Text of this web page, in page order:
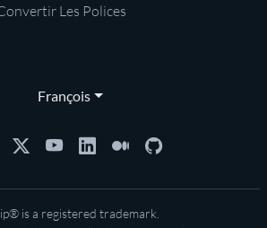
Les Polices
François
is a registered trademark.